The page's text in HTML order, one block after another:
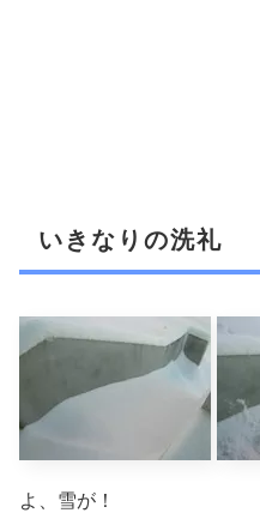
いきなりの洗礼
よ、雪が！